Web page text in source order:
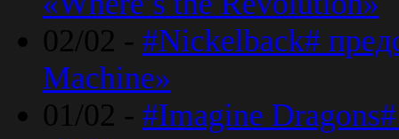
02/02 - #Nickelback#
Machine»
01/02 - #Imagine